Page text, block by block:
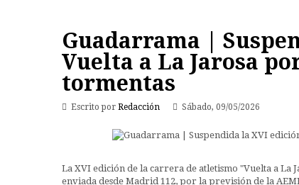
Guadarrama |
Vuelta a La Jarosa
tormentas
Escrito por Redacción Sábado, 09/05/2026
La XVI edición de la carrera de atletismo "Vuelta a La
enviada desde Madrid 112, por la previsión de la